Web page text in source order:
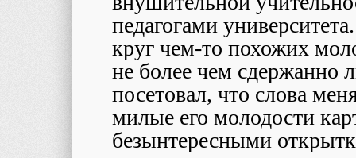
педагогами
круг чем-то похожих
не более чем сдержанно
посетовал, что слова
милые его молодости
безынтересными